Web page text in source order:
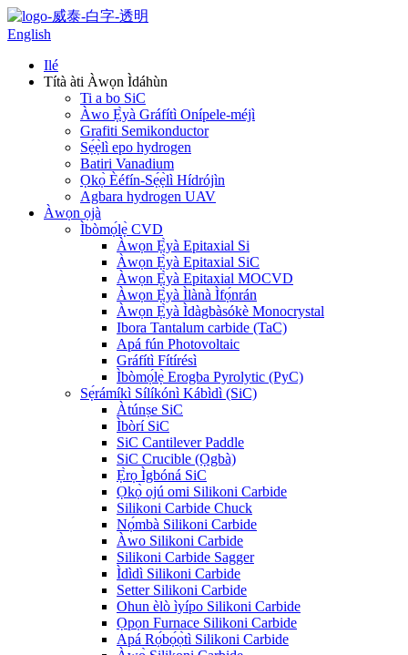
English
Ilé
Títà àti Àwọn Ìdáhùn
Ti a bo SiC
Àwo Ẹ̀yà Gráfítì Onípele-méjì
Grafiti Semikonductor
Sẹ́ẹ̀lì epo hydrogen
Batiri Vanadium
Ọkọ̀ Èéfín-Sẹ́ẹ̀lì Hídrójìn
Agbara hydrogen UAV
Àwọn ọjà
Ìbòmọ́lẹ̀ CVD
Àwọn Ẹ̀yà Epitaxial Si
Àwọn Ẹ̀yà Epitaxial SiC
Àwọn Ẹ̀yà Epitaxial MOCVD
Àwọn Ẹ̀yà Ìlànà Ìfọ́nrán
Àwọn Ẹ̀yà Ìdàgbàsókè Monocrystal
Ibora Tantalum carbide (TaC)
Apá fún Photovoltaic
Gráfítì Fítírésì
Ìbòmọ́lẹ̀ Erogba Pyrolytic (PyC)
Sẹ́rámíkì Sílíkónì Kábìdì (SiC)
Àtúnṣe SiC
Ìbòrí SiC
SiC Cantilever Paddle
SiC Crucible (Ọgbà)
Ẹ̀rọ Ìgbóná SiC
Ọkọ̀ ojú omi Silikoni Carbide
Silikoni Carbide Chuck
Nọ́mbà Silikoni Carbide
Àwo Silikoni Carbide
Silikoni Carbide Sagger
Ìdìdì Silikoni Carbide
Setter Silikoni Carbide
Ohun èlò ìyípo Silikoni Carbide
Ọpọn Furnace Silikoni Carbide
Apá Rọ́bọ́ọ̀tì Silikoni Carbide